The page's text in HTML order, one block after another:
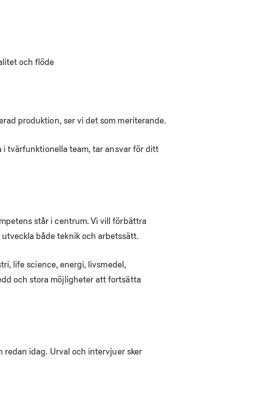
och flöde
produktion, ser vi det som meriterande.
tvärfunktionella team, tar ansvar för ditt
står i centrum. Vi vill förbättra
både teknik och arbetssätt.
life science, energi, livsmedel,
och stora möjligheter att fortsätta
redan idag. Urval och intervjuer sker